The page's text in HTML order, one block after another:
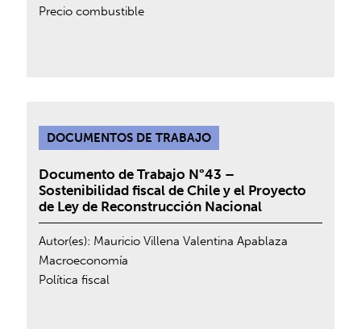
Precio combustible
DOCUMENTOS DE TRABAJO
Documento de Trabajo N°43 –
Sostenibilidad fiscal de Chile y el Proyecto
de Ley de Reconstrucción Nacional
Autor(es): Mauricio Villena Valentina Apablaza
Macroeconomía
Política fiscal